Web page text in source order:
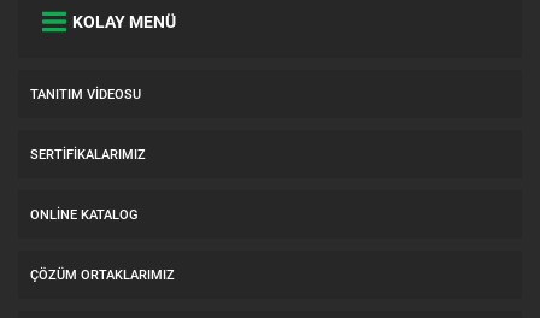
KOLAY MENÜ
TANITIM VIDEOSU
SERTIFIKALARIMIZ
ONLINE KATALOG
ÇÖZÜM ORTAKLARIMIZ